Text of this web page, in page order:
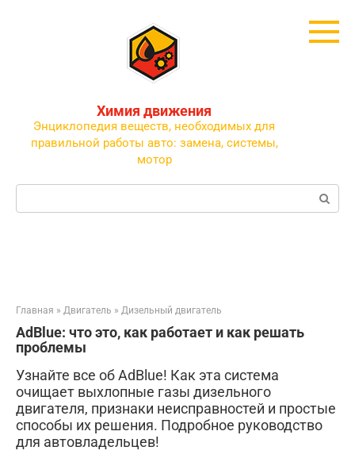
Химия движения
Энциклопедия веществ, необходимых для
правильной работы авто: замена, системы,
мотор
Поиск:
Главная » Двигатель » Дизельный двигатель
AdBlue: что это, как работает и как решать
проблемы
Узнайте все об AdBlue! Как эта система
очищает выхлопные газы дизельного
двигателя, признаки неисправностей и простые
способы их решения. Подробное руководство
для автовладельцев!